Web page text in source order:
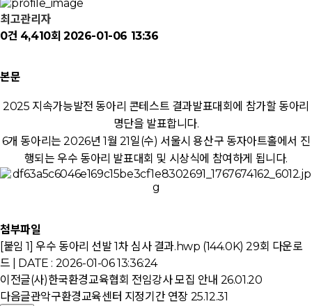
최고관리자
0건 4,410회 2026-01-06 13:36
본문
2025 지속가능발전 동아리 콘테스트 결과발표대회에 참가할 동아리
명단을 발표합니다.
6개 동아리는 2026년 1월 21일(수) 서울시 용산구 동자아트홀에서 진
행되는 우수 동아리 발표대회 및 시상식에 참여하게 됩니다.
첨부파일
[붙임 1] 우수 동아리 선발 1차 심사 결과.hwp (144.0K)29회 다운로
드 | DATE : 2026-01-06 13:36:24
이전글(사)한국환경교육협회 전임강사 모집 안내 26.01.20
다음글관악구환경교육센터 지정기간 연장 25.12.31